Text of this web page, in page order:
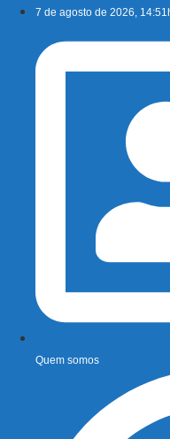
conteúdo
7 de agosto de 2026,
Quem somos